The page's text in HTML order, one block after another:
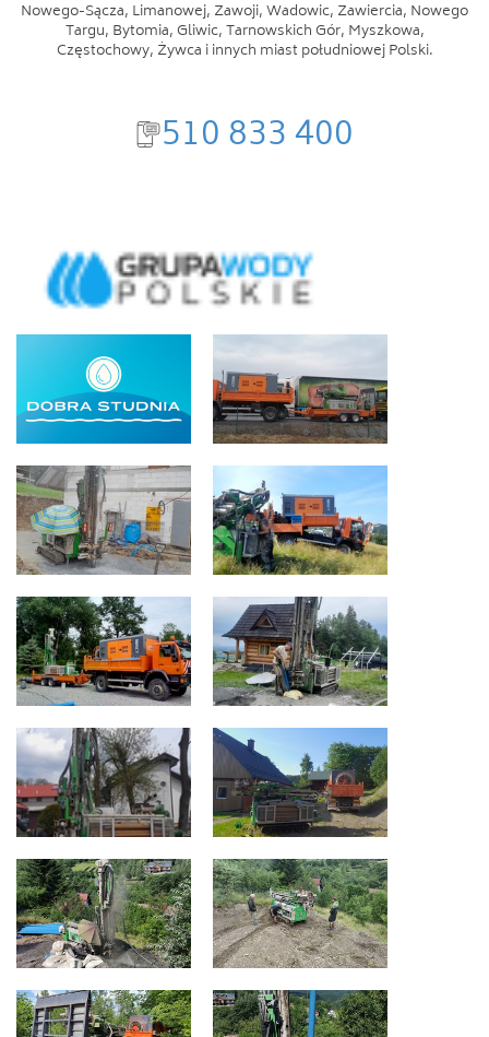
Nowego-Sącza, Limanowej, Zawoji, Wadowic, Zawiercia, Nowego
Targu, Bytomia, Gliwic, Tarnowskich Gór, Myszkowa,
Częstochowy, Żywca i innych miast południowej Polski.
510 833 400